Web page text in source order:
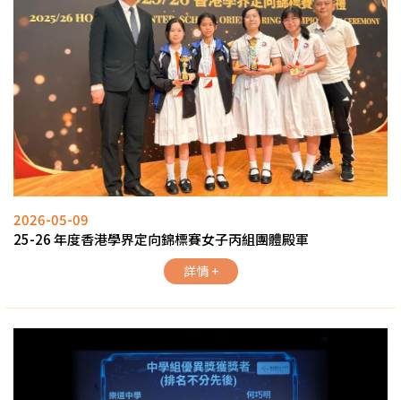
2026-05-09
25-26 年度香港學界定向錦標賽女子丙組團體殿軍
詳情 +